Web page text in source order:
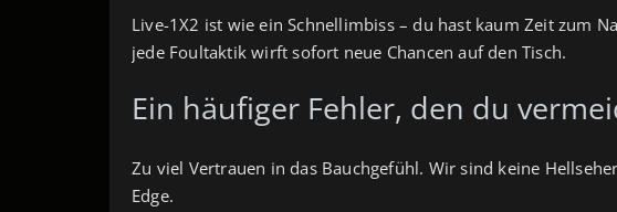
Live-1X2 ist wie ein Schnellimbiss – du hast kaum Zeit zum
jede Foultaktik wirft sofort neue Chancen auf den Tisch.
Ein häufiger Fehler, den du
Zu viel Vertrauen in das Bauchgefühl. Wir sind keine
Edge.